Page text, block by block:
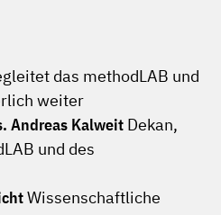
das methodLAB und
weiter
Andreas Kalweit Dekan,
und des
Wissenschaftliche